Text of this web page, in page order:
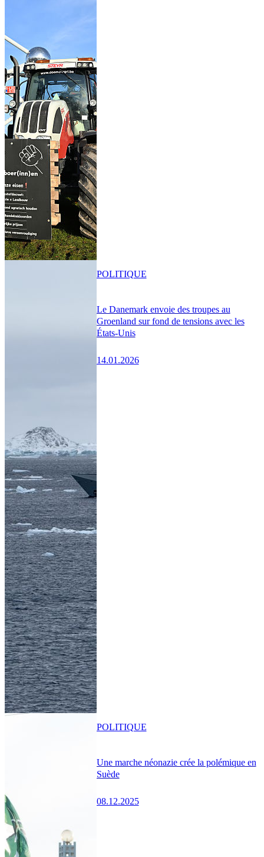
Le Danemark envoie des troupes au
Groenland sur fond de tensions avec les
États-Unis
14.01.2026
POLITIQUE
Une marche néonazie crée la polémique en
Suède
08.12.2025
POLITIQUE